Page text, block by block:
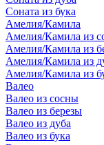
Соната из бука
Амелия/Камила
Амелия/Камила из
Амелия/Камила из
Амелия/Камила из
Амелия/Камила из
Валео
Валео из сосны
Валео из березы
Валео из дуба
Валео из бука